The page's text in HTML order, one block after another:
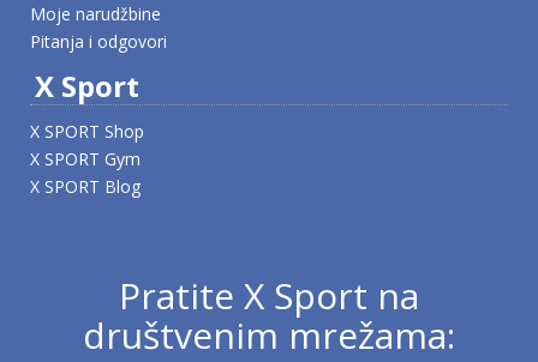
Moje narudžbine
Pitanja i odgovori
X Sport
X SPORT Shop
X SPORT Gym
X SPORT Blog
Pratite X Sport na
društvenim mrežama: